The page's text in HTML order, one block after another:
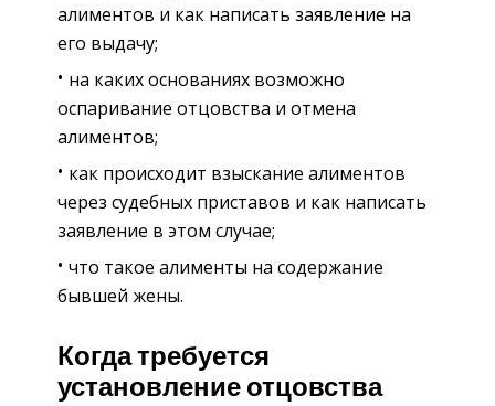
алиментов и как написать заявление на
его выдачу;
на каких основаниях возможно
оспаривание отцовства и отмена
алиментов;
как происходит взыскание алиментов
через судебных приставов и как написать
заявление в этом случае;
что такое алименты на содержание
бывшей жены.
Когда требуется
установление отцовства